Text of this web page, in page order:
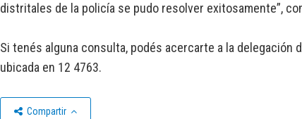
distritales de la policía se pudo resolver exitosamente”,
Si tenés alguna consulta, podés acercarte a la delegación
ubicada en 12 4763.
Compartir